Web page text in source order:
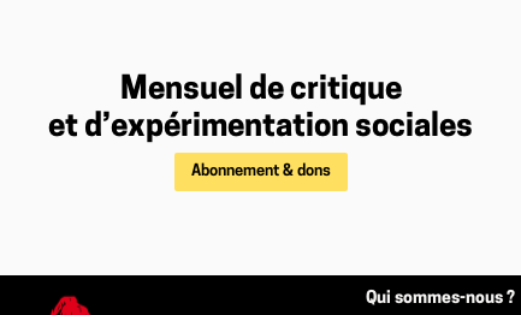
Mensuel de critique
et d’expérimentation sociales
Abonnement & dons
Qui sommes-nous ?